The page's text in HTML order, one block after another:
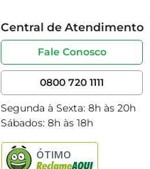
Central de Atendimento
Fale Conosco
0800 720 1111
Segunda à Sexta: 8h às 20h
Sábados: 8h às 18h